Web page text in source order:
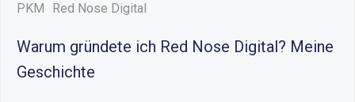
PKM
Red Nose Digital
Warum gründete ich Red Nose Digital? Meine
Geschichte